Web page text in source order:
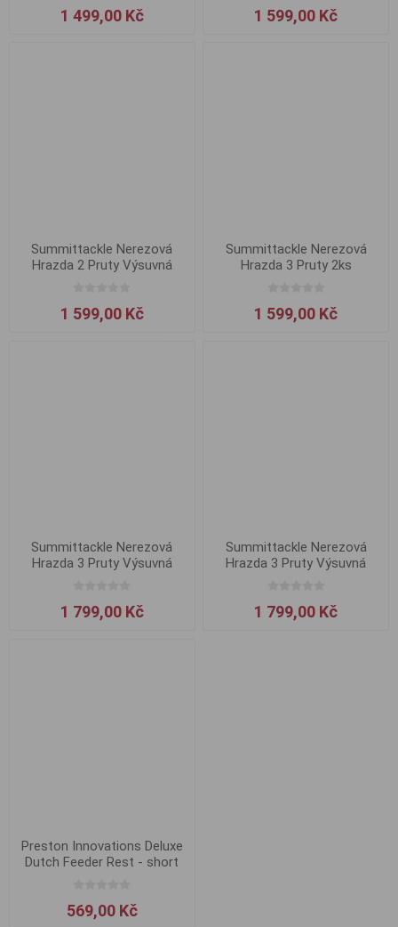
1 499,00 Kč 1 599,00 Kč
Summittackle Nerezová
Hrazda 2 Pruty Výsuvná
1 599,00 Kč
Summittackle Nerezová
Hrazda 3 Pruty 2ks
1 599,00 Kč
Summittackle Nerezová
Hrazda 3 Pruty Výsuvná
1 799,00 Kč
Summittackle Nerezová
Hrazda 3 Pruty Výsuvná
1 799,00 Kč
Preston Innovations Deluxe
Dutch Feeder Rest - short
569,00 Kč